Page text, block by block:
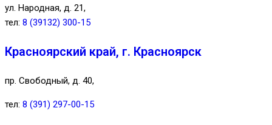
ул. Народная, д. 21,
тел: 8 (39132) 300-15
Красноярский край, г. Красноярск
пр. Свободный, д. 40,
тел: 8 (391) 297-00-15